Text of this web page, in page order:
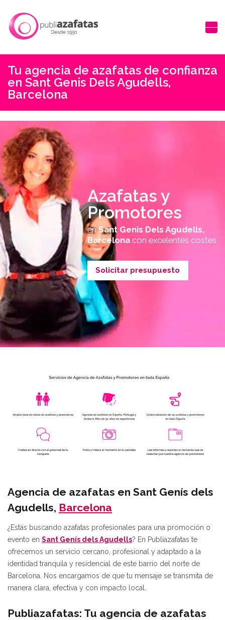
Tu agencia de azafatas de confianza
en Sant Genis Dels Agudells,
Barcelona
Azafatas y
Promotores
enSant Genis Dels Agudells,
Barcelonacon excelentes costes
Solicitar presupuesto
Agencia de azafatas en Sant Genís dels
Agudells, Barcelona
¿Estás buscando azafatas profesionales para una promoción o
evento en Sant Genís dels Agudells? En Publiazafatas te
ofrecemos un servicio cercano, profesional y adaptado a la
identidad tranquila y residencial de este barrio del norte de
Barcelona. Nos encargamos de que tu mensaje se transmita de
manera clara, efectiva y con impacto local.
Publiazafatas: Tu agencia de azafatas